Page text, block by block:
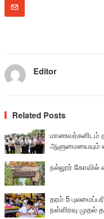
Editor
Related Posts
மாணவர்களிடம்
ஆளுமையையும்
நல்லூர் கோவில்
தரம் 5
நள்ளிரவு முதல்